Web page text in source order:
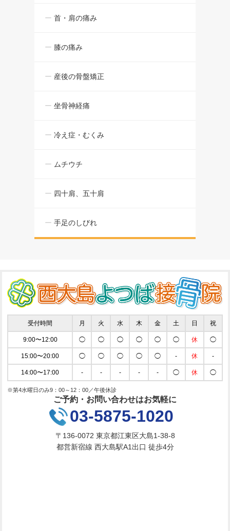
首・肩の痛み
膝の痛み
産後の骨盤矯正
坐骨神経痛
冷え症・むくみ
ムチウチ
四十肩、五十肩
手足のしびれ
受付時間 月 火 水 木 金 土 日 祝
9:00〜12:00 ◯ ◯ ◯ ◯ ◯ ◯ 休 ◯
15:00〜20:00 ◯ ◯ ◯ ◯ ◯ - 休 -
14:00〜17:00 - - - - - ◯ 休 ◯
※第4水曜日のみ9：00～12：00／午後休診
ご予約・お問い合わせはお気軽に
03-5875-1020
〒136-0072 東京都江東区大島1-38-8
都営新宿線 西大島駅A1出口 徒歩4分